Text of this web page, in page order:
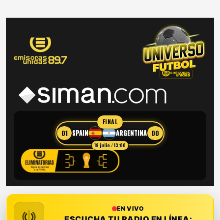
FINAL
01 SPAIN ARGENTINA 00
19 julio / 13:00
EN VIVO